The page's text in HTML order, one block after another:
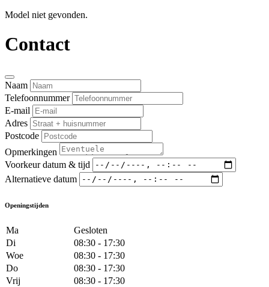
Model niet gevonden.
Contact
Naam
Telefoonnummer
E-mail
Adres
Postcode
Opmerkingen
Voorkeur datum & tijd
Alternatieve datum
Openingstijden
Ma
Gesloten
Di
08:30 - 17:30
Woe
08:30 - 17:30
Do
08:30 - 17:30
Vrij
08:30 - 17:30